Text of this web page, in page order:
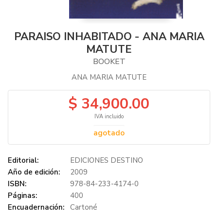
PARAISO INHABITADO - ANA MARIA
MATUTE
BOOKET
ANA MARIA MATUTE
$ 34,900.00
IVA incluido
agotado
Editorial:
EDICIONES DESTINO
Año de edición:
2009
ISBN:
978-84-233-4174-0
Páginas:
400
Encuadernación: Cartoné